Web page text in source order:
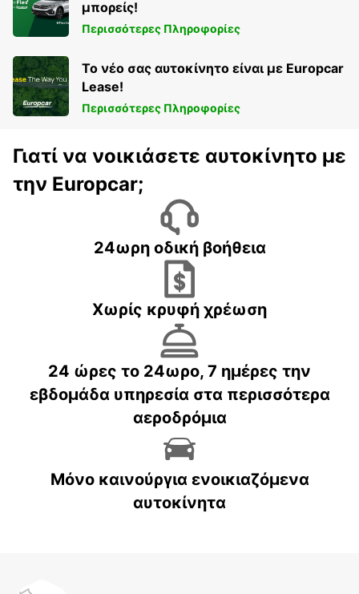
μπορείς!
Περισσότερες Πληροφορίες
Το νέο σας αυτοκίνητο είναι με Europcar
Lease!
Περισσότερες Πληροφορίες
Γιατί να νοικιάσετε αυτοκίνητο με
την Europcar;
24ωρη οδική βοήθεια
Χωρίς κρυφή χρέωση
24 ώρες το 24ωρο, 7 ημέρες την
εβδομάδα υπηρεσία στα περισσότερα
αεροδρόμια
Μόνο καινούργια ενοικιαζόμενα
αυτοκίνητα